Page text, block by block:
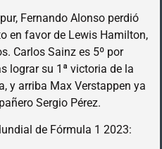
Fernando Alonso perdió
en favor de Lewis Hamilton,
Carlos Sainz es 5º por
lograr su 1ª victoria de la
y arriba Max Verstappen ya
Sergio Pérez.
de Fórmula 1 2023: